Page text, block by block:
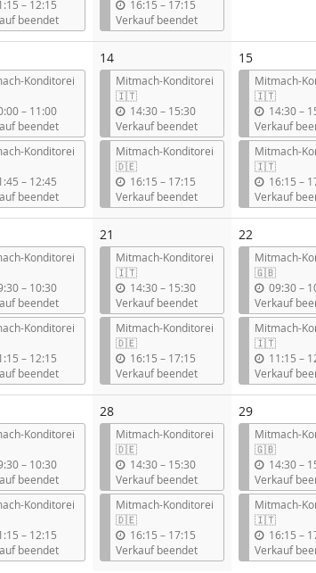
–b
i
s
12:15
beendet
16:15 –b
i
s
17:15
Verkauf beendet
Konditorei
–b
i
s
11:00
beendet
Konditorei
–b
i
s
12:45
beendet
14
Mitmach-Konditorei
🇮🇹
14:30–b
i
s
15:30
Verkauf beendet
Mitmach-Konditorei
🇩🇪
16:15 –b
i
s
17:15
Verkauf beendet
15
Mitmach-
🇮🇹
14:30–b
i
s
Verkauf
Mitmach-
🇮🇹
16:15 –b
i
s
Verkauf
Konditorei
–b
i
s
10:30
beendet
Konditorei
–b
i
s
12:15
beendet
21
Mitmach-Konditorei
🇮🇹
14:30–b
i
s
15:30
Verkauf beendet
Mitmach-Konditorei
🇩🇪
16:15 –b
i
s
17:15
Verkauf beendet
22
Mitmach-
🇬🇧
09:30–b
i
s
Verkauf
Mitmach-
🇮🇹
11:15 –b
i
s
Verkauf
Konditorei
–b
i
s
10:30
beendet
Konditorei
–b
i
s
12:15
beendet
28
Mitmach-Konditorei
🇩🇪
14:30–b
i
s
15:30
Verkauf beendet
Mitmach-Konditorei
🇩🇪
16:15 –b
i
s
17:15
Verkauf beendet
29
Mitmach-
🇬🇧
14:30–b
i
s
Verkauf
Mitmach-
🇮🇹
16:15 –b
i
s
Verkauf